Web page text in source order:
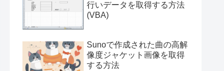
行いデータを取得する方法
(VBA)
Sunoで作成された曲の高解
像度ジャケット画像を取得
する方法